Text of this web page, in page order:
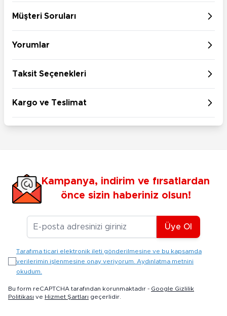
Müşteri Soruları
Yorumlar
Taksit Seçenekleri
Kargo ve Teslimat
Kampanya, indirim ve fırsatlardan
önce sizin haberiniz olsun!
E-posta Adresiniz
Üye Ol
Tarafıma ticari elektronik ileti gönderilmesine ve bu kapsamda
verilerimin işlenmesine onay veriyorum. Aydınlatma metnini
okudum.
Bu form reCAPTCHA tarafından korunmaktadır - Google Gizlilik
Politikası ve Hizmet Şartları geçerlidir.